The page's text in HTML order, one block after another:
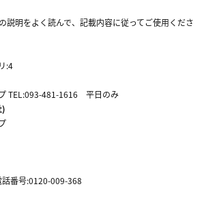
説明をよく読んで、記載内容に従ってご使用くださ
:4
TEL:093-481-1616 平日のみ
)
番号:0120-009-368